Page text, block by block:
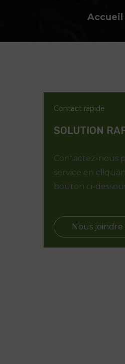
Accueil
Contact rapide
SOLUTION
Contactez-nous
service en
bouton ci-
Nous joindre